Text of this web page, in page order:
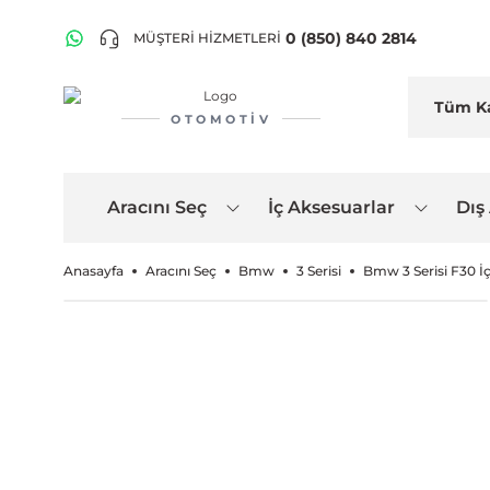
MÜŞTERİ HİZMETLERİ 0 (850) 840 2814
OTOMOTIV
Aracını Seç İç Aksesuarlar
Anasayfa Aracını Seç Bmw 3 Serisi Bmw 3 Serisi F30